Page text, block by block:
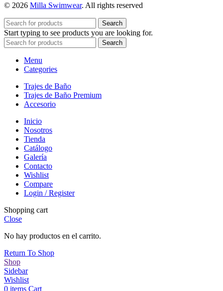
© 2026 Milla Swimwear. All rights reserved
Search
Start typing to see products you are looking for.
Search
Menu
Categories
Trajes de Baño
Trajes de Baño Premium
Accesorio
Inicio
Nosotros
Tienda
Catálogo
Galería
Contacto
Wishlist
Compare
Login / Register
Shopping cart
Close
No hay productos en el carrito.
Return To Shop
Shop
Sidebar
Wishlist
0 items Cart